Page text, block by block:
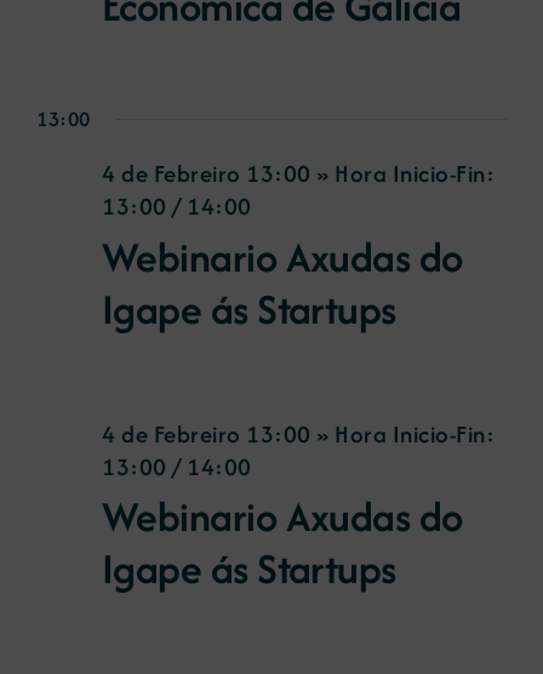
13:00
Webinario Axudas do
Igape ás Startups
4 de Febreiro 13:00 » Hora Inicio-Fin:
13:00 / 14:00
Webinario Axudas do
Igape ás Startups
4 de Febreiro 13:00 » Hora Inicio-Fin:
13:00 / 14:00